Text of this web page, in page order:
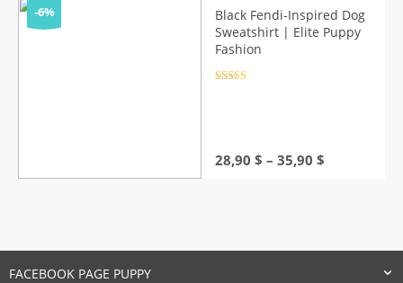
through
29,90 $
-6%
Black Fendi-Inspired Dog
Sweatshirt | Elite Puppy
Fashion
28,90 $ – 35,90 $
FACEBOOK PAGE PUPPY